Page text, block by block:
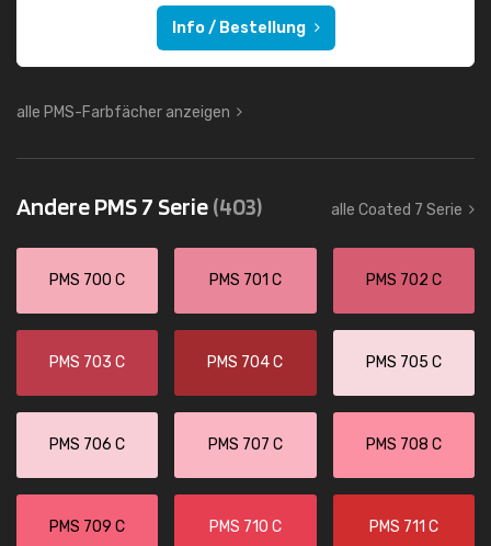
Info / Bestellung
alle PMS-Farbfächer anzeigen
Andere PMS 7 Serie(403) alle Coated 7 Serie
PMS 700 C PMS 701 C PMS 702 C
PMS 703 C PMS 704 C PMS 705 C
PMS 706 C PMS 707 C PMS 708 C
PMS 709 C PMS 710 C PMS 711 C